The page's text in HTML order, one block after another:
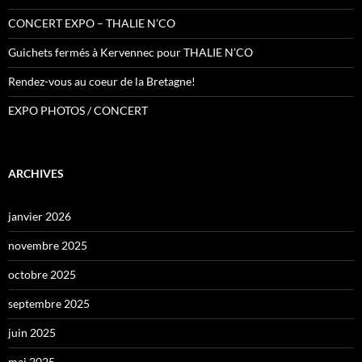
CONCERT EXPO – THALIE N’CO
Guichets fermés à Kervennec pour THALIE N’CO
Rendez-vous au coeur de la Bretagne!
EXPO PHOTOS / CONCERT
ARCHIVES
janvier 2026
novembre 2025
octobre 2025
septembre 2025
juin 2025